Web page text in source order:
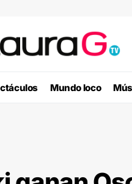
Mundo loco